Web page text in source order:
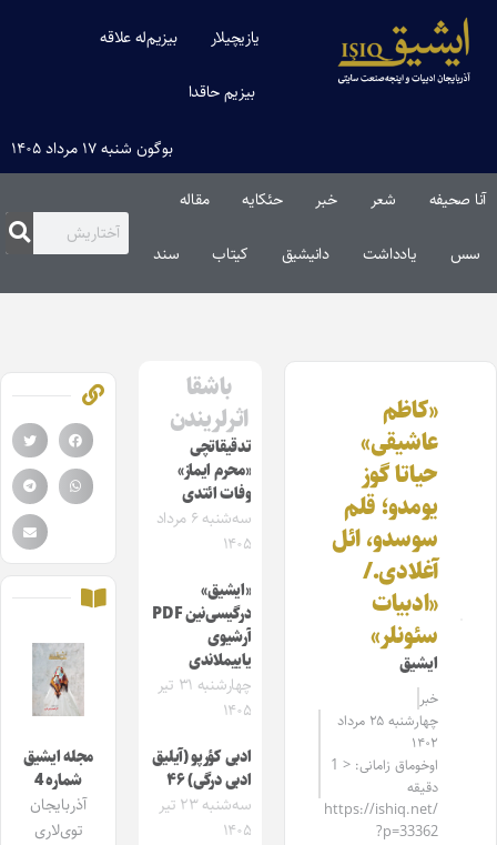
یازیچیلار بیزیم‌له علاقه
بیزیم حاقدا
بوگون شنبه ۱۷ مرداد ۱۴۰۵
آنا صحیفه شعر خبر حئکایه مقاله‌
سس یادداشت دانیشیق کیتاب سند
«کاظم
عاشیقی»
حیاتا گوز
یومدو؛ قلم
سوسدو، ائل
آغلادی./
«ادبیات
سئونلر»
ایشیق
خبر
چهارشنبه ۲۵ مرداد
۱۴۰۲
اوخوماق زامانی: < 1
دقیقه
https://ishiq.net/
?p=33362
باشقا
اثرلریندن
تدقیقاتچی
«محرم ایماز»
وفات ائتدی
سه‌شنبه ۶ مرداد
۱۴۰۵
«ایشیق»
درگیسی‌نین PDF
آرشیوی
یاییملاندی
چهارشنبه ۳۱ تیر
۱۴۰۵
ادبی کؤرپو (آیلیق
ادبی درگی) ۴۶
سه‌شنبه ۲۳ تیر
۱۴۰۵
مجله ایشیق
شماره 4
آذربایجان
توی‌لاری